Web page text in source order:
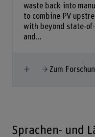
waste back into
to combine PV
with beyond state-
and...
Mehr anzeigen
Zum
Sprachen- und